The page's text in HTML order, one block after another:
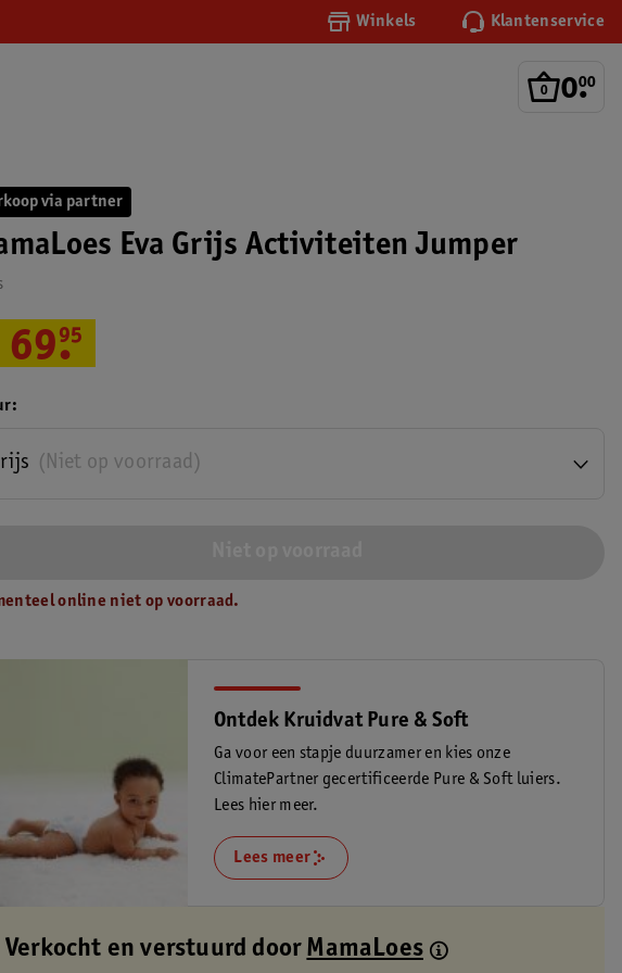
Winkels Klantenservice
0.
00
via partner
Eva Grijs Activiteiten Jumper
69.
95
(Niet op voorraad)
online niet op voorraad.
Ontdek Kruidvat Pure & Soft
Ga voor een stapje duurzamer en kies onze
ClimatePartner gecertificeerde Pure & Soft luiers.
Lees hier meer.
Lees meer
Verkocht en verstuurd door MamaLoes